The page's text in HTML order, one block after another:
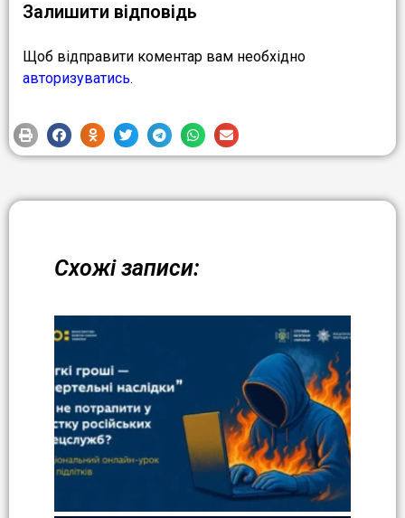
Залишити відповідь
Щоб відправити коментар вам необхідно
авторизуватись.
Схожі записи: